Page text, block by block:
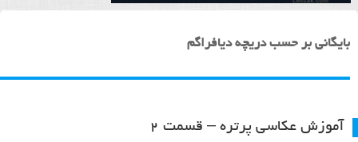
بایگانی بر حسب دریچه دیافراگم
آموزش عکاسی پرتره – قسمت ۲